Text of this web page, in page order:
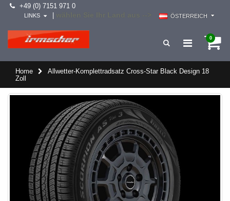
+49 (0) 7151 971 0
ÖSTERREICH
LINKS
0
Home
Allwetter-Komplettradsatz Cross-Star Black Design 18
Zoll